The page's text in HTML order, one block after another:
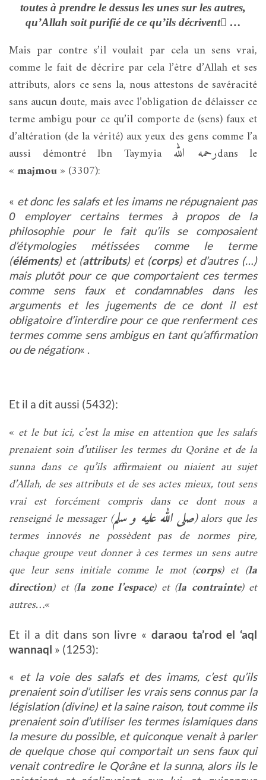
toutes à prendre le dessus les unes sur les autres,
qu’Allah soit purifié de ce qu’ils décrivent …
Mais par contre s’il voulait par cela un sens vrai,
comme le fait de décrire par cela l’être d’Allah et ses
attributs, alors ce sens la, nous attestons de savéracité
sans aucun doute, mais avec l’obligation de délaisser ce
terme ambigu pour ce qu’il comporte de (sens) faux et
d’altération (de la vérité) aux yeux des gens comme l’a
aussi démontré Ibn Taymyiaرحمه اللهdans le
«majmou» (3307):
« et donc les salafs et les imams ne répugnaient pas
0 employer certains termes à propos de la
philosophie pour le fait qu’ils se composaient
d’étymologies métissées comme le terme
(éléments) et (attributs) et (corps) et d’autres (…)
mais plutôt pour ce que comportaient ces termes
comme sens faux et condamnables dans les
arguments et les jugements de ce dont il est
obligatoire d’interdire pour ce que renferment ces
termes comme sens ambigus en tant qu’affirmation
ou de négation« .
Et il a dit aussi (5432):
« et le but ici, c’est la mise en attention que les salafs
prenaient soin d’utiliser les termes du Qorâne et de la
sunna dans ce qu’ils affirmaient ou niaient au sujet
d’Allah, de ses attributs et de ses actes mieux, tout sens
vrai est forcément compris dans ce dont nous a
renseigné le messager (
(صلى الله عليه و سلمalors que les
termes innovés ne possèdent pas de normes pire,
chaque groupe veut donner à ces termes un sens autre
que leur sens initiale comme le mot (corps) et (la
direction) et (la zone l’espace) et (la contrainte) et
autres…«
Et il a dit dans son livre « daraou ta’rod el ‘aql
wannaql » (1253):
« et la voie des salafs et des imams, c’est qu’ils
prenaient soin d’utiliser les vrais sens connus par la
législation (divine) et la saine raison, tout comme ils
prenaient soin d’utiliser les termes islamiques dans
la mesure du possible, et quiconque venait à parler
de quelque chose qui comportait un sens faux qui
venait contredire le Qorâne et la sunna, alors ils le